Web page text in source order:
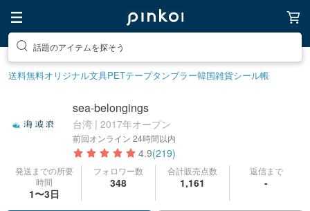
話題のアイテムを探そう
送料無料オリジナル文具PETテープタンブラー韓国雑貨シール帳
sea-belongings
台湾 | 2017年オープン
前回オンライン 24時間以内
4.9(219)
発送までの所要
時間
1〜3日
フォロワー数
348
合計販売点数
1,161
返信まで
-